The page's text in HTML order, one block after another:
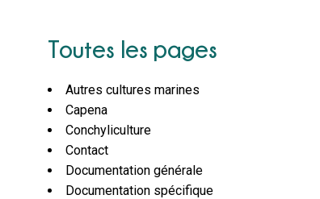
Toutes les pages
Autres cultures marines
Capena
Conchyliculture
Contact
Documentation générale
Documentation spécifique